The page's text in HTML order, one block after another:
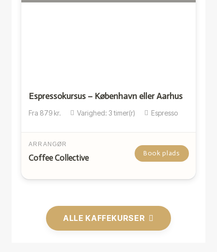
Espressokursus – København eller Aarhus
Fra 879 kr. Varighed: 3timer(r) Espresso
ARRANGØR
Coffee Collective Book plads
ALLE KAFFEKURSER